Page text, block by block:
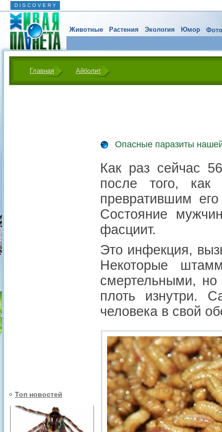
D I S C O V E R Y
Животные Растения Экология Юмор
Главная Айболит
Топ новостей
Опасные паразиты
Как раз сейчас
после того, как
превратившим
Состояние
фасциит.
Это инфекция,
Некоторые
смертельными, но
плоть изнутри.
человека в свой